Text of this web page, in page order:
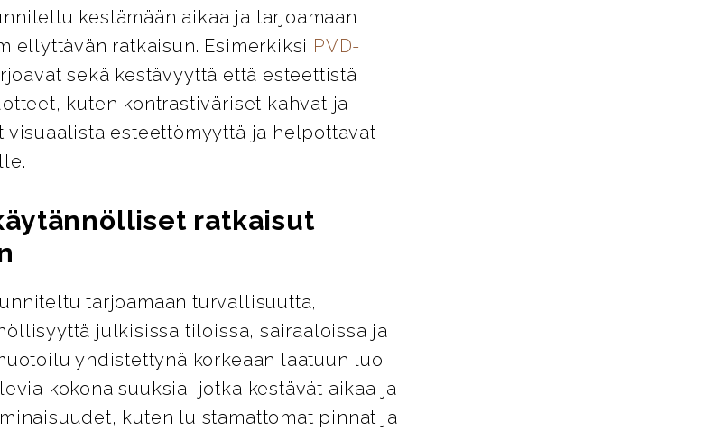
kestämään aikaa ja tarjoamaan
ratkaisun. Esimerkiksi PVD-
sekä kestävyyttä että esteettistä
kuten kontrastiväriset kahvat ja
visuaalista esteettömyyttä ja helpottavat
ratkaisut
tarjoamaan turvallisuutta,
julkisissa tiloissa, sairaaloissa ja
yhdistettynä korkeaan laatuun luo
kokonaisuuksia, jotka kestävät aikaa ja
kuten luistamattomat pinnat ja